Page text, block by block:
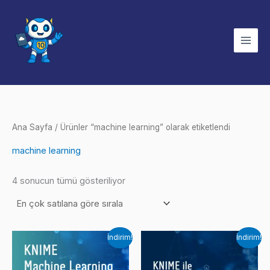
Ana Sayfa / Ürünler “machine learning” olarak etiketlendi
machine learning
4 sonucun tümü gösteriliyorPopülerliğe
İndirim! İndirim!